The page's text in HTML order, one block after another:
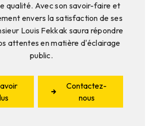
qualité. Avec son savoir-faire et
envers la satisfaction de ses
Louis Fekkak saura répondre
attentes en matière d'éclairage
public.
Contactez-
nous